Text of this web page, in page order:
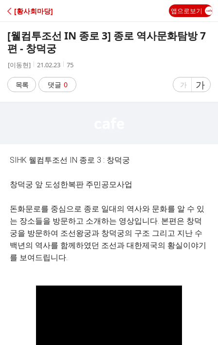
C
A
[황사회마당] 앱으로보기
[웰컴투조선 IN 종로 3] 종로 역사문화탐방 7
편 - 창덕궁
작
자
[이동현]
작
시
간
21.02.23
조
수
75
목록 댓글 0
글
가
글
자
가
SIHK 웰컴투조선 IN 종로 3 : 창덕궁
창덕궁 앞 도성한복판 주민공모사업
돈화문로를 중심으로 종로 일대의 역사와 문화를 알 수 있
는 장소들을 방문하고 소개하는 영상입니다. 본편은 창덕
궁을 방문하여 조선왕궁과 창덕궁의 구조 그리고 지난 수
백년의 역사를 함께하였던 조선과 대한제국의 황실이야기
를 보여드립니다.